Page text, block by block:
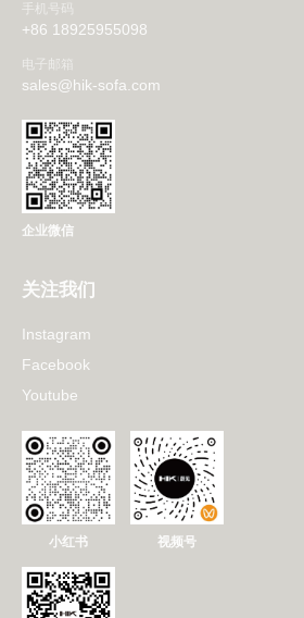
手机号码
+86 18925955098
电子邮箱
sales@hik-sofa.com
企业微信
关注我们
Instagram
Facebook
Youtube
小红书 视频号